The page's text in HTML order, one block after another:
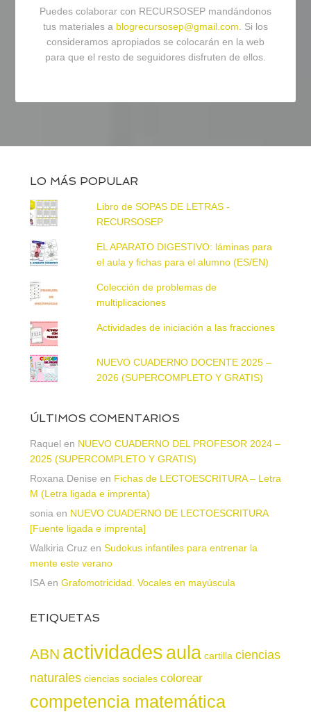
Puedes colaborar con RECURSOSEP mandándonos
tus materiales a blogrecursosep@gmail.com. Si los
consideramos apropiados se colocarán en la web
para que el resto de seguidores disfruten de ellos.
LO MÁS POPULAR
Libro de SOPAS DE LETRAS -
RECURSOSEP
EL APARATO DIGESTIVO: láminas para
el aula y fichas para el alumno (ES/EN)
Colección de problemas de
multiplicaciones
Actividades de iniciación a las fracciones
NUEVO CUADERNO DOCENTE 2025 –
2026 (SUPERCOMPLETO Y GRATIS)
ÚLTIMOS COMENTARIOS
Raquel en NUEVO CUADERNO DEL PROFESOR 2024 –
2025 (SUPERCOMPLETO Y GRATIS)
Roxana Denise en Fichas de LECTOESCRITURA – Letra
M (Letra ligada e imprenta)
sonia en NUEVO CUADERNO DE LECTOESCRITURA
[Fuente ligada e imprenta]
Walkiria Cruz en Sudokus infantiles para entrenar la
mente este verano
ISAen Grafomotricidad. Vocales en mayúscula
ETIQUETAS
ABN actividadesaula cartilla ciencias
naturales ciencias sociales colorear
competencia matemática